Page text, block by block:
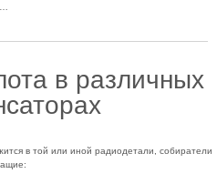
в различных
в той или иной радиодетали, собиратели